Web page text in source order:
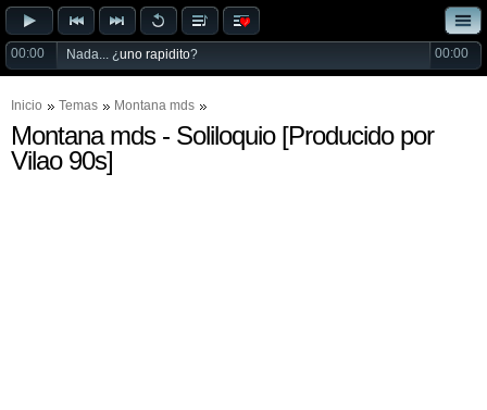
00:00 Nada... ¿uno rapidito? 00:00
Inicio Temas Montana mds
Montana mds - Soliloquio [Producido por
Vilao 90s]